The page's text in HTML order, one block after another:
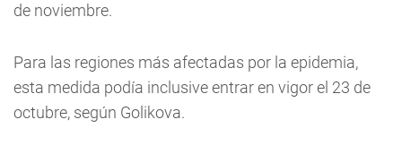
de noviembre.
Para las regiones más afectadas por la epidemia,
esta medida podía inclusive entrar en vigor el 23 de
octubre, según Golikova.